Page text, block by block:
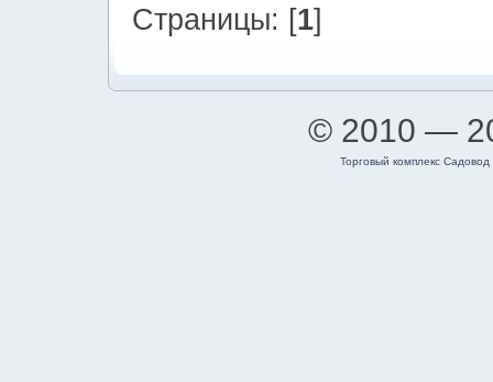
Страницы: [1]
© 2010 —
Торговый комплекс Садовод